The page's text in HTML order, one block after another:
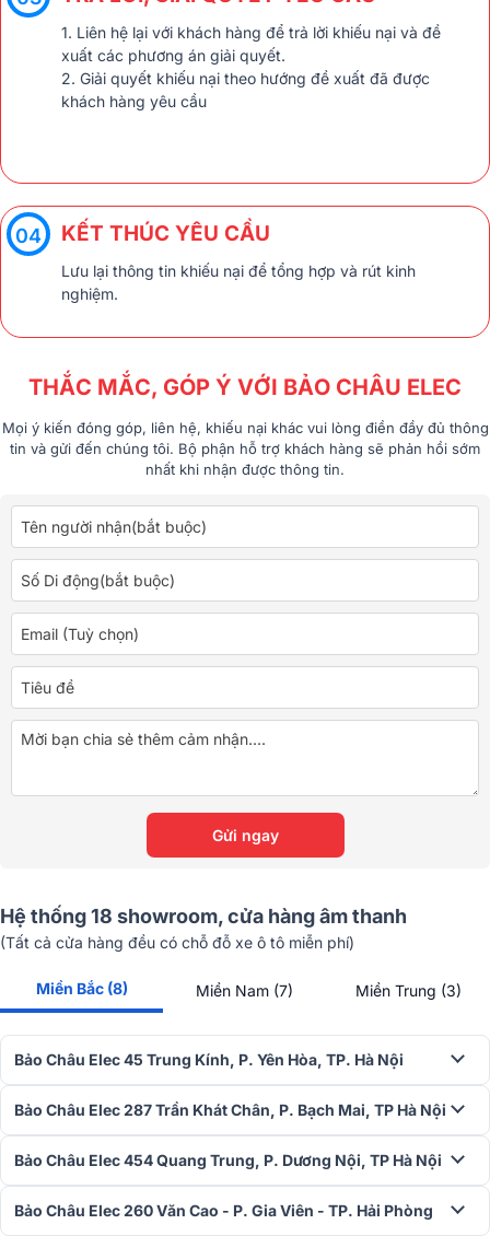
1. Liên hệ lại với khách hàng để trả lời khiếu nại và đề
xuất các phương án giải quyết.
2. Giải quyết khiếu nại theo hướng đề xuất đã được
khách hàng yêu cầu
04 KẾT THÚC YÊU CẦU
Lưu lại thông tin khiếu nại để tổng hợp và rút kinh
nghiệm.
THẮC MẮC, GÓP Ý VỚI BẢO CHÂU ELEC
Mọi ý kiến đóng góp, liên hệ, khiếu nại khác vui lòng điền đầy đủ thông
tin và gửi đến chúng tôi. Bộ phận hỗ trợ khách hàng sẽ phản hồi sớm
nhất khi nhận được thông tin.
Gửi ngay
Hệ thống 18 showroom, cửa hàng âm thanh
(Tất cả cửa hàng đều có chỗ đỗ xe ô tô miễn phí)
Miền Bắc (8) Miền Nam (7) Miền Trung (3)
Bảo Châu Elec 45 Trung Kính, P. Yên Hòa, TP. Hà Nội
Bảo Châu Elec 287 Trần Khát Chân, P. Bạch Mai, TP Hà Nội
Bảo Châu Elec 454 Quang Trung, P. Dương Nội, TP Hà Nội
Bảo Châu Elec 260 Văn Cao - P. Gia Viên - TP. Hải Phòng